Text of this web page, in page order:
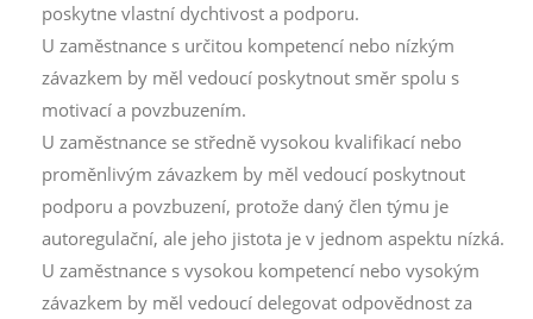
poskytne vlastní dychtivost a podporu.
U zaměstnance s určitou kompetencí nebo nízkým
závazkem by měl vedoucí poskytnout směr spolu s
motivací a povzbuzením.
U zaměstnance se středně vysokou kvalifikací nebo
proměnlivým závazkem by měl vedoucí poskytnout
podporu a povzbuzení, protože daný člen týmu je
autoregulační, ale jeho jistota je v jednom aspektu nízká.
U zaměstnance s vysokou kompetencí nebo vysokým
závazkem by měl vedoucí delegovat odpovědnost za